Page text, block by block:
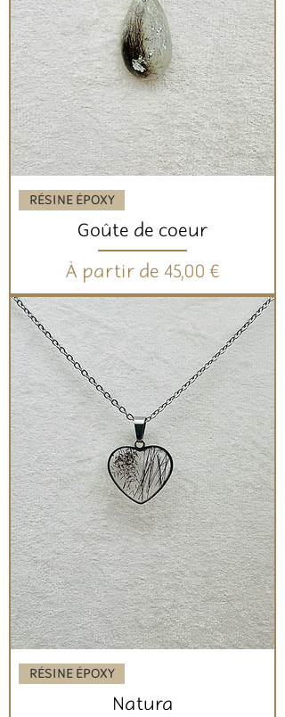
RÉSINE ÉPOXY
Goûte de coeur
À partir de 45,00 €
Prix promotionnel
RÉSINE ÉPOXY
Natura